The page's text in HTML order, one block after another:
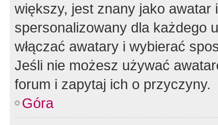
większy, jest znany jako
spersonalizowany dla każdego
włączać awatary i wybierać
Jeśli nie możesz używać
forum i zapytaj ich o przyczyny.
Góra